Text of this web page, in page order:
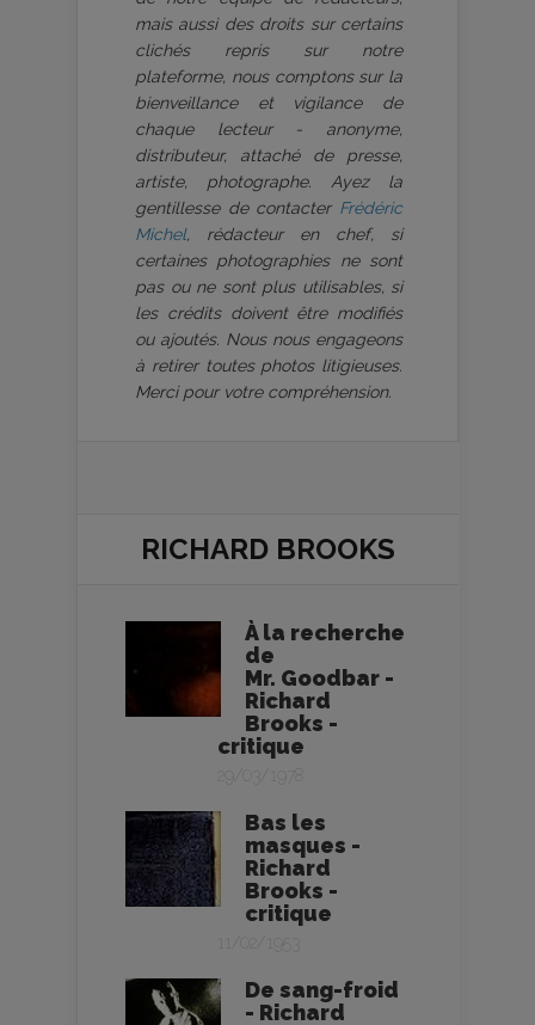
mais aussi des droits sur certains
clichés repris sur notre
plateforme, nous comptons sur la
bienveillance et vigilance de
chaque lecteur - anonyme,
distributeur, attaché de presse,
artiste, photographe. Ayez la
gentillesse de contacter Frédéric
Michel, rédacteur en chef, si
certaines photographies ne sont
pas ou ne sont plus utilisables, si
les crédits doivent être modifiés
ou ajoutés. Nous nous engageons
à retirer toutes photos litigieuses.
Merci pour votre compréhension.
RICHARD BROOKS
À la recherche
de
Mr. Goodbar -
Richard
Brooks -
critique
29/03/1978
Bas les
masques -
Richard
Brooks -
critique
De sang-froid
- Richard